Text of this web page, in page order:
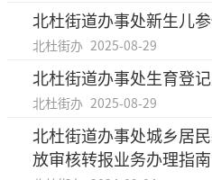
北杜街道办事处新生儿
北杜街办 2025-08-29
北杜街道办事处生育登
北杜街办 2025-08-29
北杜街道办事处城乡居
放审核转报业务办理指南